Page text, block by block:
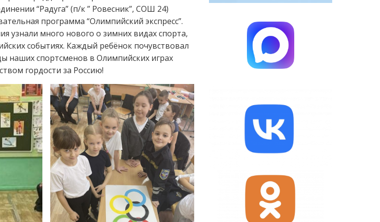
“Радуга” (п/к ” Ровесник”, СОШ 24)
программа “Олимпийский экспресс”.
узнали много нового о зимних видах спорта,
событиях. Каждый ребёнок почувствовал
наших спортсменов в Олимпийских играх
гордости за Россию!